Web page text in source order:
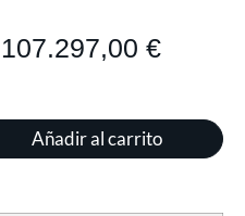
107.297,00 €
Añadir al carrito